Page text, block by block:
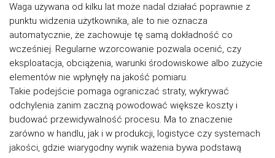
Waga używana od kilku lat może nadal działać poprawnie z
punktu widzenia użytkownika, ale to nie oznacza
automatycznie, że zachowuje tę samą dokładność co
wcześniej. Regularne wzorcowanie pozwala ocenić, czy
eksploatacja, obciążenia, warunki środowiskowe albo zużycie
elementów nie wpłynęły na jakość pomiaru.
Takie podejście pomaga ograniczać straty, wykrywać
odchylenia zanim zaczną powodować większe koszty i
budować przewidywalność procesu. Ma to znaczenie
zarówno w handlu, jak i w produkcji, logistyce czy systemach
jakości, gdzie wiarygodny wynik ważenia bywa podstawą